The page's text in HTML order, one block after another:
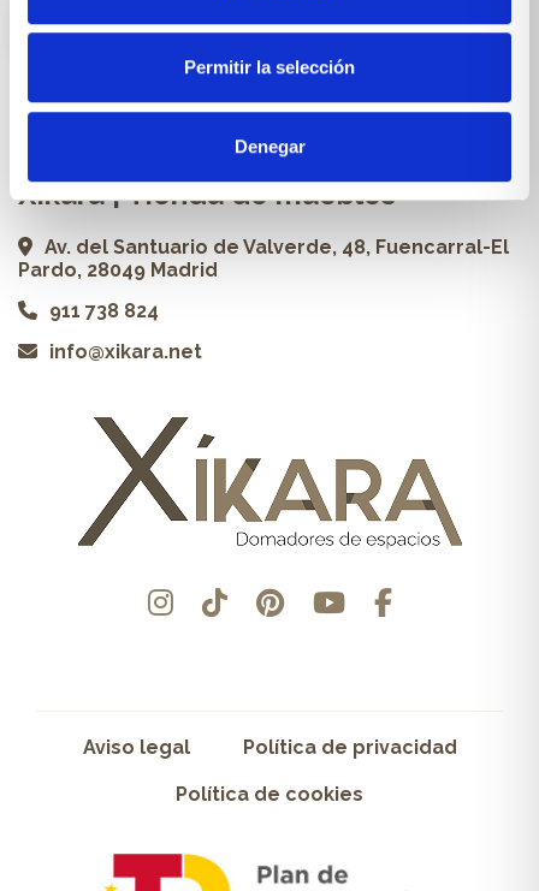
Permitir la selección
Denegar
ES
Contacto
Xikara | Tienda de muebles
Av. del Santuario de Valverde, 48, Fuencarral-El
Pardo, 28049 Madrid
911 738 824
info@xikara.net
Aviso legal Política de privacidad
Política de cookies